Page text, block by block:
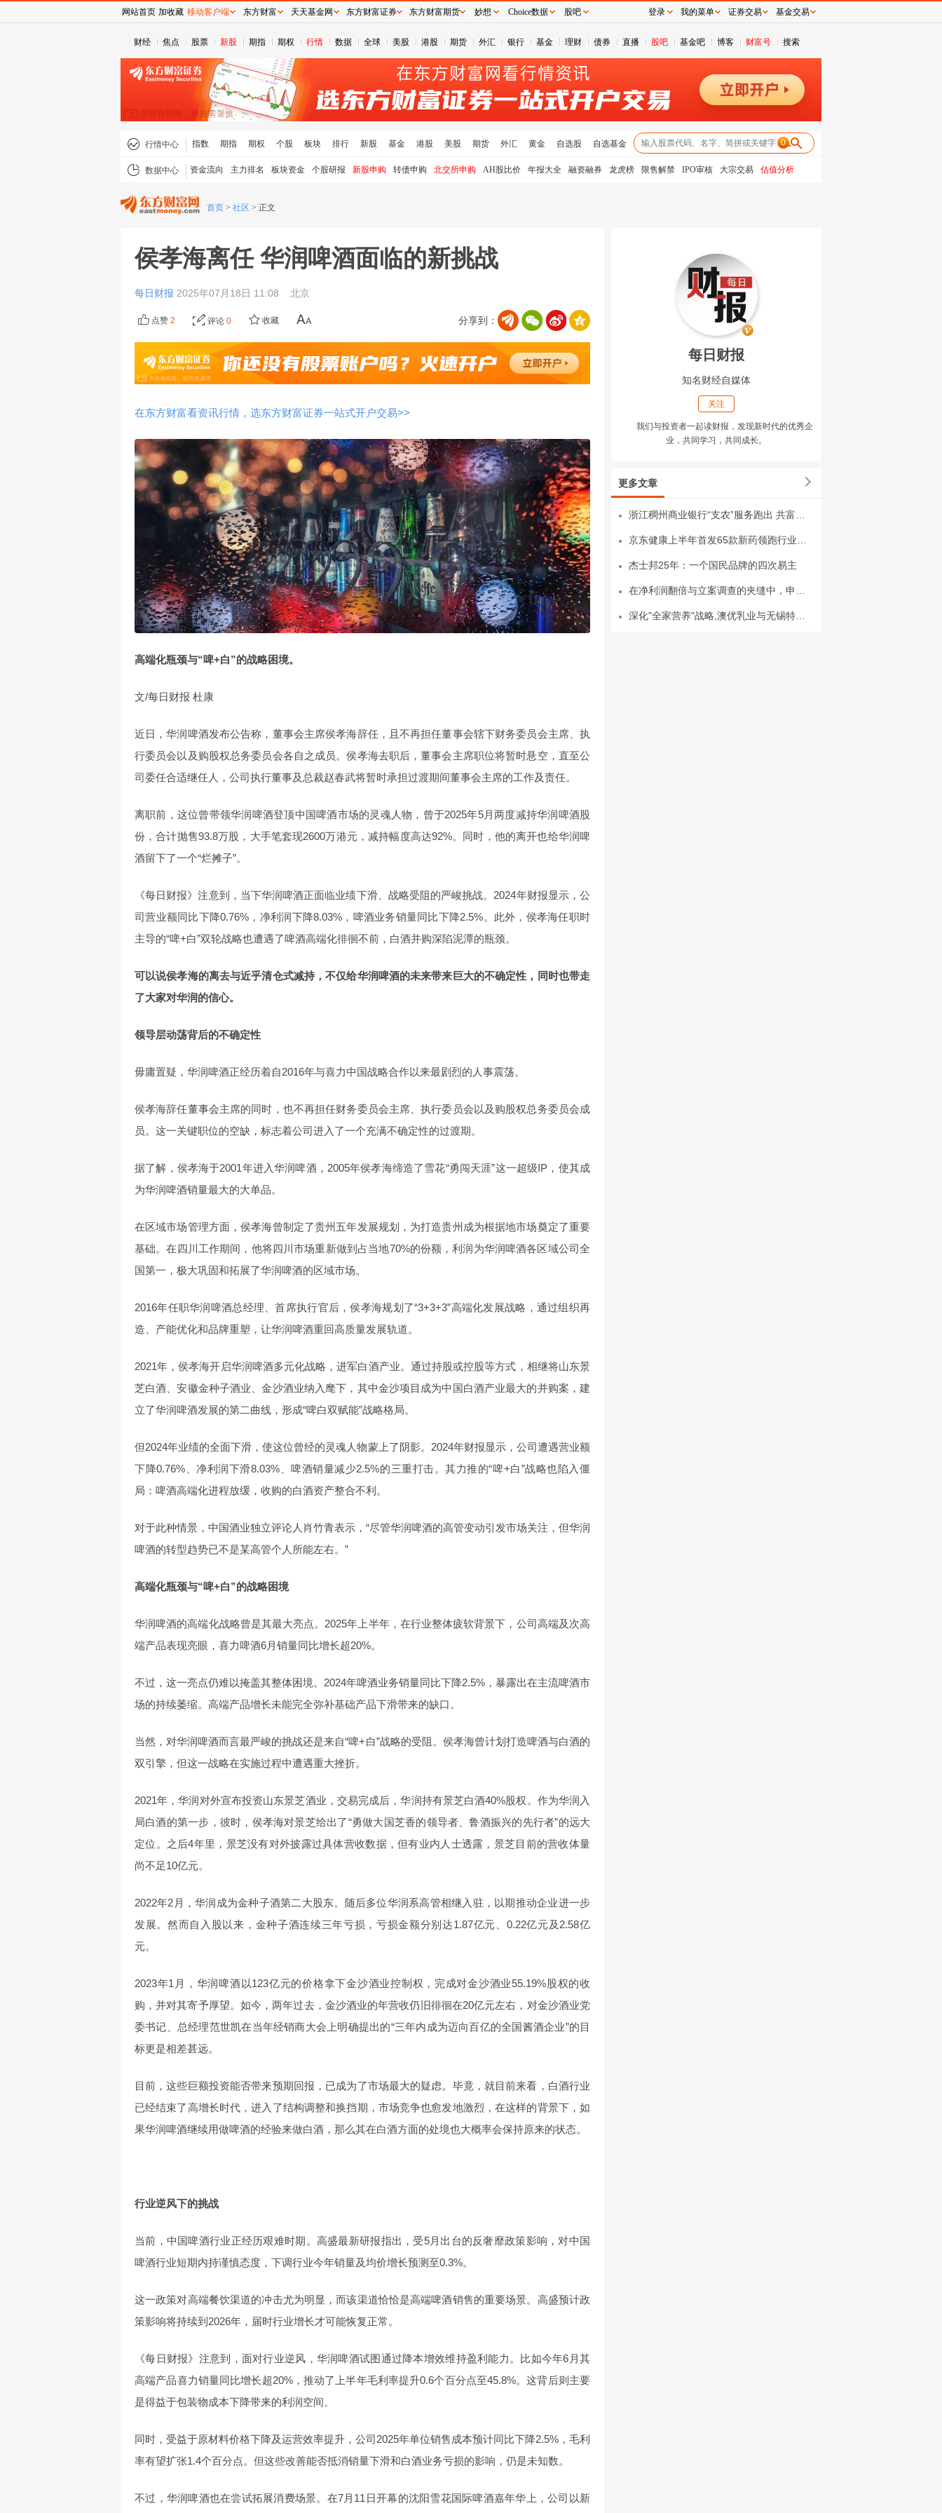
财经 焦点 股票 新股 期指 期权 行情 数据 全球 美股 港股 期货 外汇 银行 基金 理财 债券 直播 股吧 基金吧 博客 财富号 搜索
行情中心 指数 期指 期权 个股 板块 排行 新股 基金 港股 美股 期货 外汇 黄金 自选股 自选基金 0
数据中心 资金流向 主力排名 板块资金 个股研报 新股申购 转债申购 北交所申购 AH股比价 年报大全 融资融券 龙虎榜 限售解禁 IPO审核 大宗交易 估值分析
首页 > 社区 > 正文
侯孝海离任 华润啤酒面临的新挑战
每日财报 2025年07月18日 11:08 北京
分享到：
点赞 2 评论 0 收藏
在东方财富看资讯行情，选东方财富证券一站式开户交易>>
高端化瓶颈与“啤+白”的战略困境。
文/每日财报 杜康
近日，华润啤酒发布公告称，董事会主席侯孝海辞任，且不再担任董事会辖下财务委员会主席、执
行委员会以及购股权总务委员会各自之成员。侯孝海去职后，董事会主席职位将暂时悬空，直至公
司委任合适继任人，公司执行董事及总裁赵春武将暂时承担过渡期间董事会主席的工作及责任。
离职前，这位曾带领华润啤酒登顶中国啤酒市场的灵魂人物，曾于2025年5月两度减持华润啤酒股
份，合计抛售93.8万股，大手笔套现2600万港元，减持幅度高达92%。同时，他的离开也给华润啤
酒留下了一个“烂摊子”。
《每日财报》注意到，当下华润啤酒正面临业绩下滑、战略受阻的严峻挑战。2024年财报显示，公
司营业额同比下降0.76%，净利润下降8.03%，啤酒业务销量同比下降2.5%。此外，侯孝海任职时
主导的“啤+白”双轮战略也遭遇了啤酒高端化徘徊不前，白酒并购深陷泥潭的瓶颈。
可以说侯孝海的离去与近乎清仓式减持，不仅给华润啤酒的未来带来巨大的不确定性，同时也带走
了大家对华润的信心。
领导层动荡背后的不确定性
毋庸置疑，华润啤酒正经历着自2016年与喜力中国战略合作以来最剧烈的人事震荡。
侯孝海辞任董事会主席的同时，也不再担任财务委员会主席、执行委员会以及购股权总务委员会成
员。这一关键职位的空缺，标志着公司进入了一个充满不确定性的过渡期。
据了解，侯孝海于2001年进入华润啤酒，2005年侯孝海缔造了雪花“勇闯天涯”这一超级IP，使其成
为华润啤酒销量最大的大单品。
在区域市场管理方面，侯孝海曾制定了贵州五年发展规划，为打造贵州成为根据地市场奠定了重要
基础。在四川工作期间，他将四川市场重新做到占当地70%的份额，利润为华润啤酒各区域公司全
国第一，极大巩固和拓展了华润啤酒的区域市场。
2016年任职华润啤酒总经理、首席执行官后，侯孝海规划了“3+3+3”高端化发展战略，通过组织再
造、产能优化和品牌重塑，让华润啤酒重回高质量发展轨道。
2021年，侯孝海开启华润啤酒多元化战略，进军白酒产业。通过持股或控股等方式，相继将山东景
芝白酒、安徽金种子酒业、金沙酒业纳入麾下，其中金沙项目成为中国白酒产业最大的并购案，建
立了华润啤酒发展的第二曲线，形成“啤白双赋能”战略格局。
但2024年业绩的全面下滑，使这位曾经的灵魂人物蒙上了阴影。2024年财报显示，公司遭遇营业额
下降0.76%、净利润下滑8.03%、啤酒销量减少2.5%的三重打击。其力推的“啤+白”战略也陷入僵
局：啤酒高端化进程放缓，收购的白酒资产整合不利。
对于此种情景，中国酒业独立评论人肖竹青表示，“尽管华润啤酒的高管变动引发市场关注，但华润
啤酒的转型趋势已不是某高管个人所能左右。”
高端化瓶颈与“啤+白”的战略困境
华润啤酒的高端化战略曾是其最大亮点。2025年上半年，在行业整体疲软背景下，公司高端及次高
端产品表现亮眼，喜力啤酒6月销量同比增长超20%。
不过，这一亮点仍难以掩盖其整体困境。2024年啤酒业务销量同比下降2.5%，暴露出在主流啤酒市
场的持续萎缩。高端产品增长未能完全弥补基础产品下滑带来的缺口。
当然，对华润啤酒而言最严峻的挑战还是来自“啤+白”战略的受阻。侯孝海曾计划打造啤酒与白酒的
双引擎，但这一战略在实施过程中遭遇重大挫折。
2021年，华润对外宣布投资山东景芝酒业，交易完成后，华润持有景芝白酒40%股权。作为华润入
局白酒的第一步，彼时，侯孝海对景芝给出了“勇做大国芝香的领导者、鲁酒振兴的先行者”的远大
定位。之后4年里，景芝没有对外披露过具体营收数据，但有业内人士透露，景芝目前的营收体量
尚不足10亿元。
2022年2月，华润成为金种子酒第二大股东。随后多位华润系高管相继入驻，以期推动企业进一步
发展。然而自入股以来，金种子酒连续三年亏损，亏损金额分别达1.87亿元、0.22亿元及2.58亿
元。
2023年1月，华润啤酒以123亿元的价格拿下金沙酒业控制权，完成对金沙酒业55.19%股权的收
购，并对其寄予厚望。如今，两年过去，金沙酒业的年营收仍旧徘徊在20亿元左右，对金沙酒业党
委书记、总经理范世凯在当年经销商大会上明确提出的“三年内成为迈向百亿的全国酱酒企业”的目
标更是相差甚远。
目前，这些巨额投资能否带来预期回报，已成为了市场最大的疑虑。毕竟，就目前来看，白酒行业
已经结束了高增长时代，进入了结构调整和换挡期，市场竞争也愈发地激烈，在这样的背景下，如
果华润啤酒继续用做啤酒的经验来做白酒，那么其在白酒方面的处境也大概率会保持原来的状态。
行业逆风下的挑战
当前，中国啤酒行业正经历艰难时期。高盛最新研报指出，受5月出台的反奢靡政策影响，对中国
啤酒行业短期内持谨慎态度，下调行业今年销量及均价增长预测至0.3%。
这一政策对高端餐饮渠道的冲击尤为明显，而该渠道恰恰是高端啤酒销售的重要场景。高盛预计政
策影响将持续到2026年，届时行业增长才可能恢复正常。
《每日财报》注意到，面对行业逆风，华润啤酒试图通过降本增效维持盈利能力。比如今年6月其
高端产品喜力销量同比增长超20%，推动了上半年毛利率提升0.6个百分点至45.8%。这背后则主要
是得益于包装物成本下降带来的利润空间。
同时，受益于原材料价格下降及运营效率提升，公司2025年单位销售成本预计同比下降2.5%，毛利
率有望扩张1.4个百分点。但这些改善能否抵消销量下滑和白酒业务亏损的影响，仍是未知数。
不过，华润啤酒也在尝试拓展消费场景。在7月11日开幕的沈阳雪花国际啤酒嘉年华上，公司以新
每日财报
知名财经自媒体
关注
我们与投资者一起读财报，发现新时代的优秀企
业，共同学习，共同成长。
更多文章
杰士邦25年：一个国民品牌的四次易主
网站首页 加收藏 移动客户端 东方财富 天天基金网 东方财富证券 东方财富期货 妙想 Choice数据 股吧 登录 我的菜单 证券交易 基金交易